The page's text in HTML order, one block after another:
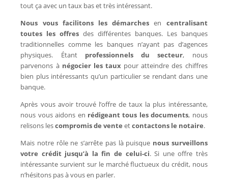
tout ça avec un taux bas et très intéressant.
Nous vous facilitons les démarches en centralisant
toutes les offres des différentes banques. Les banques
traditionnelles comme les banques n’ayant pas d’agences
physiques. Étant professionnels du secteur, nous
parvenons à négocier les taux pour atteindre des chiffres
bien plus intéressants qu’un particulier se rendant dans une
banque.
Après vous avoir trouvé l’offre de taux la plus intéressante,
nous vous aidons en rédigeant tous les documents, nous
relisons lescompromis de vente etcontactons le notaire.
Mais notre rôle ne s’arrête pas là puisque nous surveillons
votre crédit jusqu’à la fin de celui-ci. Si une offre très
intéressante survient sur le marché fluctueux du crédit, nous
n’hésitons pas à vous en parler.